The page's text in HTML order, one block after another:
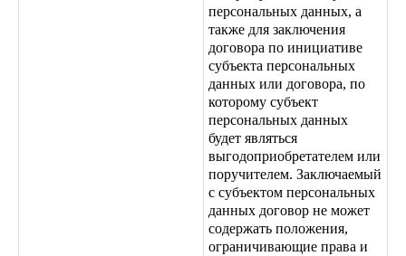
персональных данных, а
также для заключения
договора по инициативе
субъекта персональных
данных или договора, по
которому субъект
персональных данных
будет являться
выгодоприобретателем или
поручителем. Заключаемый
с субъектом персональных
данных договор не может
содержать положения,
ограничивающие права и